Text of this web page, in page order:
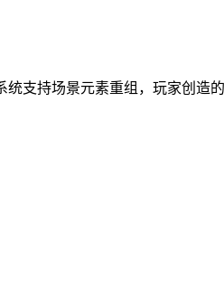
支持场景元素重组，玩家创造